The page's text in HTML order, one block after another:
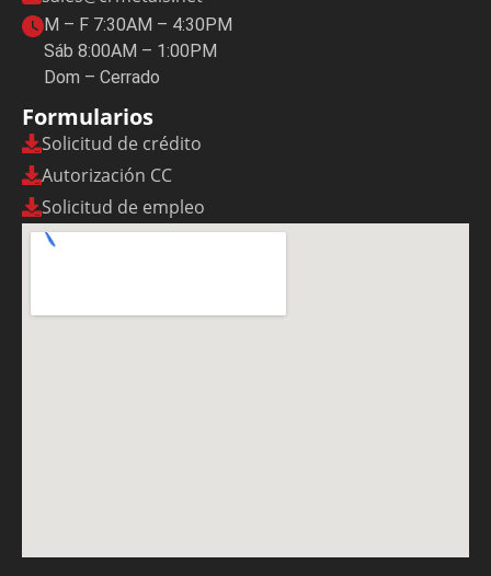
M – F 7:30AM – 4:30PM
Sáb 8:00AM – 1:00PM
Dom – Cerrado
Formularios
Solicitud de crédito
Autorización CC
Solicitud de empleo